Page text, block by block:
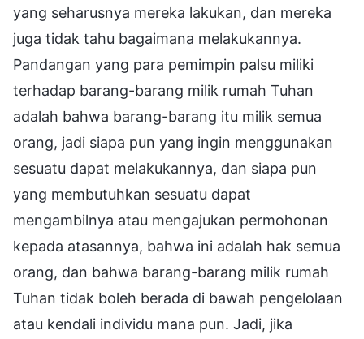
yang seharusnya mereka lakukan, dan mereka
juga tidak tahu bagaimana melakukannya.
Pandangan yang para pemimpin palsu miliki
terhadap barang-barang milik rumah Tuhan
adalah bahwa barang-barang itu milik semua
orang, jadi siapa pun yang ingin menggunakan
sesuatu dapat melakukannya, dan siapa pun
yang membutuhkan sesuatu dapat
mengambilnya atau mengajukan permohonan
kepada atasannya, bahwa ini adalah hak semua
orang, dan bahwa barang-barang milik rumah
Tuhan tidak boleh berada di bawah pengelolaan
atau kendali individu mana pun. Jadi, jika